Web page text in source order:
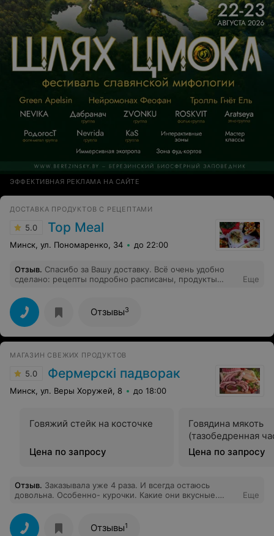
ЭФФЕКТИВНАЯ РЕКЛАМА НА САЙТЕ
ДОСТАВКА ПРОДУКТОВ С РЕЦЕПТАМИ
5.0 Top Meal
Минск, ул. Пономаренко, 34 до 22:00
Отзыв. Спасибо за Вашу доставку. Всё очень удобно
сделано: рецепты подробно расписаны, продукты
и наслаждаешься! Удачи Вам, ребята!
Еще
Отзывы3
МАГАЗИН СВЕЖИХ ПРОДУКТОВ
5.0 Фермерскi падворак
Минск, ул. Веры Хоружей, 8 до 18:00
Говяжий стейк на косточке
Цена по запросу
Говядина мякоть
(тазобедренная
Цена по запросу
Отзыв. Заказывала уже 4 раза. И всегда остаюсь
довольна. Особенно- курочки. Какие они вкусные.
и за вашу продукцию!!!
Еще
Отзывы1